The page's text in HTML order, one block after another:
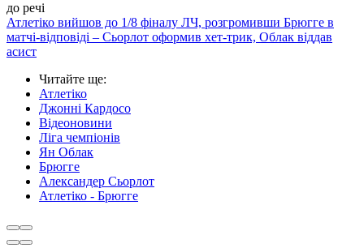
до речі
Атлетіко вийшов до 1/8 фіналу ЛЧ, розгромивши Брюгге в
матчі-відповіді – Сьорлот оформив хет-трик, Облак віддав
асист
Читайте ще:
Атлетіко
Джонні Кардосо
Відеоновини
Ліга чемпіонів
Ян Облак
Брюгге
Александер Сьорлот
Атлетіко - Брюгге